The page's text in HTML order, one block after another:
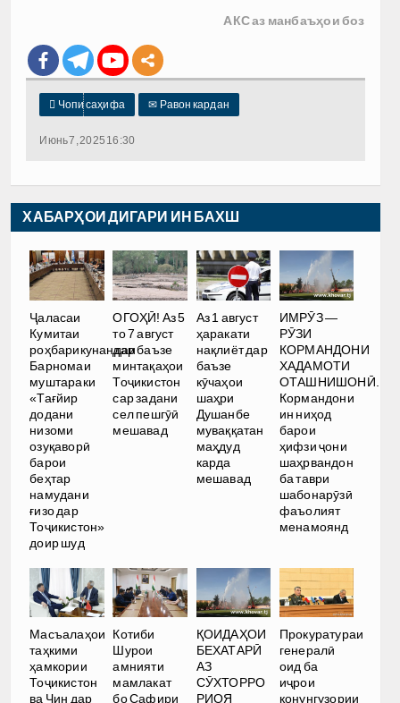
АКС аз манбаъҳои боз
 Чопи саҳифа ✉ Равон кардан
Июнь 7, 2025 16:30
ХАБАРҲОИ ДИГАРИ ИН БАХШ
Ҷаласаи
Кумитаи
роҳбарикунандаи
Барномаи
муштараки
«Тағйир
додани
низоми
озуқаворӣ
барои
беҳтар
намудани
ғизо дар
Тоҷикистон»
доир шуд
ОГОҲӢ! Аз 5
то 7 август
дар баъзе
минтақаҳои
Тоҷикистон
сар задани
сел пешгӯӣ
мешавад
Аз 1 август
ҳаракати
нақлиёт дар
баъзе
кӯчаҳои
шаҳри
Душанбе
муваққатан
маҳдуд
карда
мешавад
ИМРӮЗ —
РӮЗИ
КОРМАНДОНИ
ХАДАМОТИ
ОТАШНИШОНӢ.
Кормандони
ин ниҳод
барои
ҳифзи ҷони
шаҳрвандон
ба таври
шабонарӯзӣ
фаъолият
менамоянд
Масъалаҳои
таҳкими
ҳамкории
Тоҷикистон
ва Чин дар
Котиби
Шурои
амнияти
мамлакат
бо Сафири
ҚОИДАҲОИ
БЕХАТАРӢ
АЗ
СӮХТОРРО
РИОЯ
Прокуратураи
генералӣ
оид ба
иҷрои
қонунгузории